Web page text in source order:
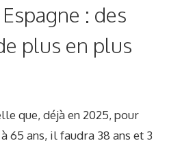
: des
plus en plus
que, déjà en 2025, pour
65 ans, il faudra 38 ans et 3